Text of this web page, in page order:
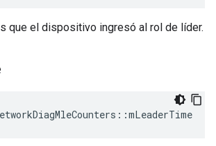
que el dispositivo ingresó al rol de líder.
::mLeaderTime